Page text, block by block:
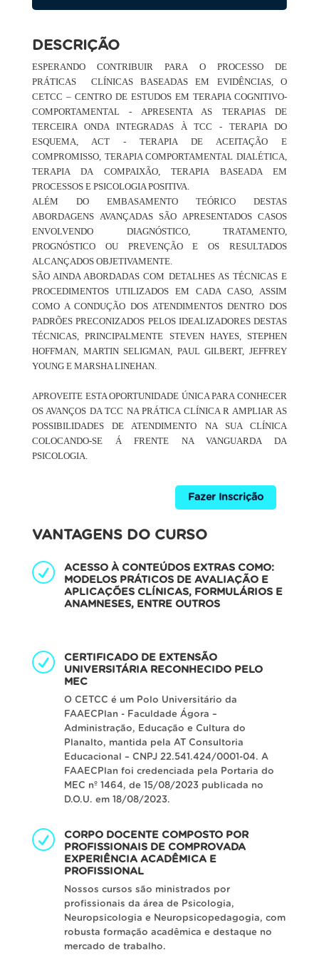
DESCRIÇÃO
ESPERANDO CONTRIBUIR PARA O PROCESSO DE
PRÁTICAS CLÍNICAS BASEADAS EM EVIDÊNCIAS, O
CETCC – CENTRO DE ESTUDOS EM TERAPIA COGNITIVO-
COMPORTAMENTAL - APRESENTA AS TERAPIAS DE
TERCEIRA ONDA INTEGRADAS À TCC - TERAPIA DO
ESQUEMA, ACT - TERAPIA DE ACEITAÇÃO E
COMPROMISSO, TERAPIA COMPORTAMENTAL DIALÉTICA,
TERAPIA DA COMPAIXÃO, TERAPIA BASEADA EM
PROCESSOS E PSICOLOGIA POSITIVA.
ALÉM DO EMBASAMENTO TEÓRICO DESTAS
ABORDAGENS AVANÇADAS SÃO APRESENTADOS CASOS
ENVOLVENDO DIAGNÓSTICO, TRATAMENTO,
PROGNÓSTICO OU PREVENÇÃO E OS RESULTADOS
ALCANÇADOS OBJETIVAMENTE.
SÃO AINDA ABORDADAS COM DETALHES AS TÉCNICAS E
PROCEDIMENTOS UTILIZADOS EM CADA CASO, ASSIM
COMO A CONDUÇÃO DOS ATENDIMENTOS DENTRO DOS
PADRÕES PRECONIZADOS PELOS IDEALIZADORES DESTAS
TÉCNICAS, PRINCIPALMENTE STEVEN HAYES, STEPHEN
HOFFMAN, MARTIN SELIGMAN, PAUL GILBERT, JEFFREY
YOUNG E MARSHA LINEHAN.
APROVEITE ESTA OPORTUNIDADE ÚNICA PARA CONHECER
OS AVANÇOS DA TCC NA PRÁTICA CLÍNICA R AMPLIAR AS
POSSIBILIDADES DE ATENDIMENTO NA SUA CLÍNICA
COLOCANDO-SE Á FRENTE NA VANGUARDA DA
PSICOLOGIA.
Fazer Inscrição
VANTAGENS DO CURSO
ACESSO À CONTEÚDOS EXTRAS COMO:
MODELOS PRÁTICOS DE AVALIAÇÃO E
APLICAÇÕES CLÍNICAS, FORMULÁRIOS E
ANAMNESES, ENTRE OUTROS
CERTIFICADO DE EXTENSÃO
UNIVERSITÁRIA RECONHECIDO PELO
MEC
O CETCC é um Polo Universitário da
FAAECPlan - Faculdade Ágora –
Administração, Educação e Cultura do
Planalto, mantida pela AT Consultoria
Educacional – CNPJ 22.541.424/0001-04. A
FAAECPlan foi credenciada pela Portaria do
MEC nº 1464, de 15/08/2023 publicada no
D.O.U. em 18/08/2023.
CORPO DOCENTE COMPOSTO POR
PROFISSIONAIS DE COMPROVADA
EXPERIÊNCIA ACADÊMICA E
PROFISSIONAL
Nossos cursos são ministrados por
profissionais da área de Psicologia,
Neuropsicologia e Neuropsicopedagogia, com
robusta formação acadêmica e destaque no
mercado de trabalho.